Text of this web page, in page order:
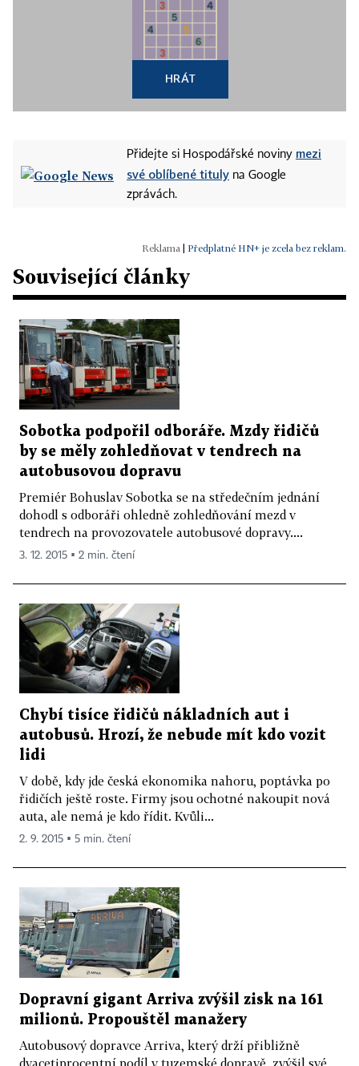
HRÁT
Přidejte si Hospodářské noviny mezi
své oblíbené tituly na Google
zprávách.
Předplatné HN+ je zcela bez reklam.
Související články
Sobotka podpořil odboráře. Mzdy řidičů
by se měly zohledňovat v tendrech na
autobusovou dopravu
Premiér Bohuslav Sobotka se na středečním jednání
dohodl s odboráři ohledně zohledňování mezd v
tendrech na provozovatele autobusové dopravy....
3. 12. 2015 ▪ 2 min. čtení
Chybí tisíce řidičů nákladních aut i
autobusů. Hrozí, že nebude mít kdo vozit
lidi
V době, kdy jde česká ekonomika nahoru, poptávka po
řidičích ještě roste. Firmy jsou ochotné nakoupit nová
auta, ale nemá je kdo řídit. Kvůli...
2. 9. 2015 ▪ 5 min. čtení
Dopravní gigant Arriva zvýšil zisk na 161
milionů. Propouštěl manažery
Autobusový dopravce Arriva, který drží přibližně
dvacetiprocentní podíl v tuzemské dopravě, zvýšil své